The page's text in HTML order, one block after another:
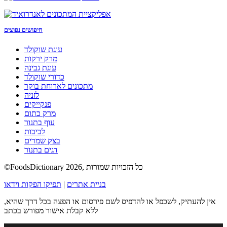
חיפושים נפוצים
עוגת שוקולד
מרק ירקות
עוגת גבינה
כדורי שוקולד
מתכונים לארוחת בוקר
לזניה
פנקייקים
מרק כתום
עוף בתנור
לביבות
בצק שמרים
דגים בתנור
©FoodsDictionary 2026, כל הזכויות שמורות
בניית אתרים | תפיקו הפקות וידאו
אין להעתיק, לשכפל או להדפיס לשם פירסום או הפצה בכל דרך שהיא,
ללא קבלת אישור מפורש בכתב